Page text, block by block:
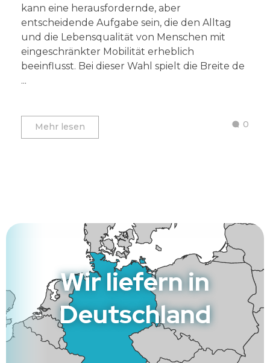
kann eine herausfordernde, aber
entscheidende Aufgabe sein, die den Alltag
und die Lebensqualität von Menschen mit
eingeschränkter Mobilität erheblich
beeinflusst. Bei dieser Wahl spielt die Breite de
...
Mehr lesen 0
Wir liefern in
Deutschland